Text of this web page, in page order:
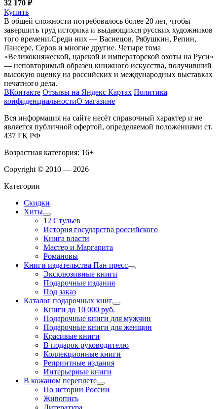
32 170 ₽
Купить
В общей сложности потребовалось более 20 лет, чтобы
завершить труд историка и выдающихся русских художников
того времени.Среди них — Васнецов, Рябушкин, Репин,
Лансере, Серов и многие другие. Четыре тома
«Великокняжеской, царской и императорской охоты на Руси»
— неповторимый образец книжного искусства, получивший
высокую оценку на российских и международных выставках
печатного дела.
ВКонтакте Отзывы на Яндекс Картах Политика
конфиденциальностиО магазине
Вся информация на сайте несёт справочный характер и не
является публичной офертой, определяемой положениями ст.
437 ГК РФ
Возрастная категория: 16+
Copyright © 2010 — 2026
Категории
Скидки
Хиты
12 Стульев
История государства российского
Книга власти
Мастер и Маргарита
Романовы
Книги издательства Пан пресс
Эксклюзивные книги
Подарочные издания
Под заказ
Каталог подарочных книг
Книги до 10 000 руб.
Подарочные книги для мужчин
Подарочные книги для женщин
Красивые книги
В подарок руководителю
Коллекционные книги
Репринтные издания
Интерьерные книги
В кожаном переплете
По истории России
Живопись
Литература